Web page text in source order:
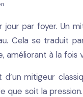
jour par foyer.
Cela se traduit
améliorant à la
mitigeur
soit la